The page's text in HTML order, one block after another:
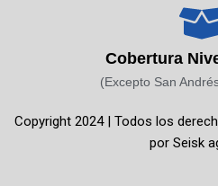
o
o
-
t
a
g
r
m
Cobertura
(Excepto San
Copyright 2024 | Todos los
por Seisk